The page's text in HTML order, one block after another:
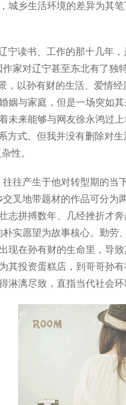
乡生活环境的差异为其
读书、工作的那十几年
家对辽宁甚至东北有了
以孙有财的生活、爱情
与家庭，但是一场突如
未来能够与网友徐永鸿
方式。但我并没有删除
性。
产生于他对转型期的当
叉地带题材的作品可分
拼搏数年、几经挫折才
实愿望为故事核心。勤
在孙有财的生命里，导
投资蛋糕店，到哥哥孙
漓尽致，直指当代社会环